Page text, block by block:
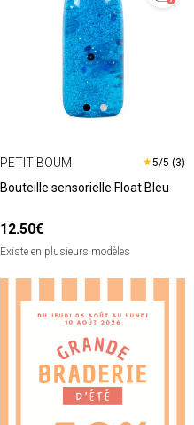
PETIT BOUM ★5/5 (3)
Bouteille sensorielle Float Bleu
12.50€
Existe en plusieurs modèles